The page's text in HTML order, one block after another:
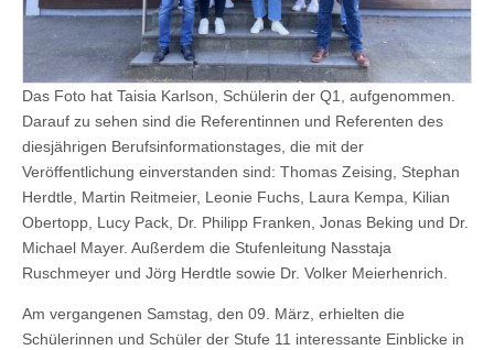
Das Foto hat Taisia Karlson, Schülerin der Q1, aufgenommen.
Darauf zu sehen sind die Referentinnen und Referenten des
diesjährigen Berufsinformationstages, die mit der
Veröffentlichung einverstanden sind: Thomas Zeising, Stephan
Herdtle, Martin Reitmeier, Leonie Fuchs, Laura Kempa, Kilian
Obertopp, Lucy Pack, Dr. Philipp Franken, Jonas Beking und Dr.
Michael Mayer. Außerdem die Stufenleitung Nasstaja
Ruschmeyer und Jörg Herdtle sowie Dr. Volker Meierhenrich.
Am vergangenen Samstag, den 09. März, erhielten die
Schülerinnen und Schüler der Stufe 11 interessante Einblicke in